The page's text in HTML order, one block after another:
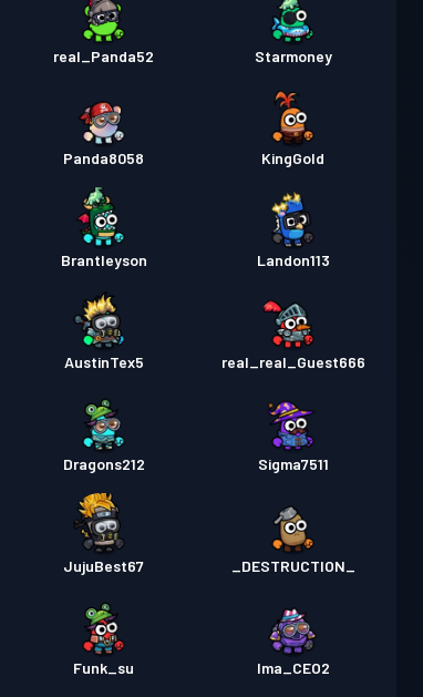
real_Panda52 Starmoney
Panda8058 KingGold
Brantleyson Landon113
AustinTex5 real_real_Guest666
Dragons212 Sigma7511
JujuBest67 _DESTRUCTION_
Funk_su Ima_CEO2